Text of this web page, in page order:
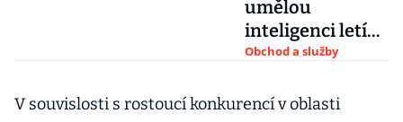
umělou
inteligenci letí
vzhůru, odvádějí
vyhledávačů
Obchod a služby
V souvislosti s rostoucí konkurencí v oblasti